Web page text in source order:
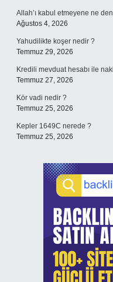
Allah’ı kabul etmeyene ne
Ağustos 4, 2026
Yahudilikte koşer nedir ?
Temmuz 29, 2026
Kredili mevduat hesabı ile
Temmuz 27, 2026
Kör vadi nedir ?
Temmuz 25, 2026
Kepler 1649C nerede ?
Temmuz 25, 2026